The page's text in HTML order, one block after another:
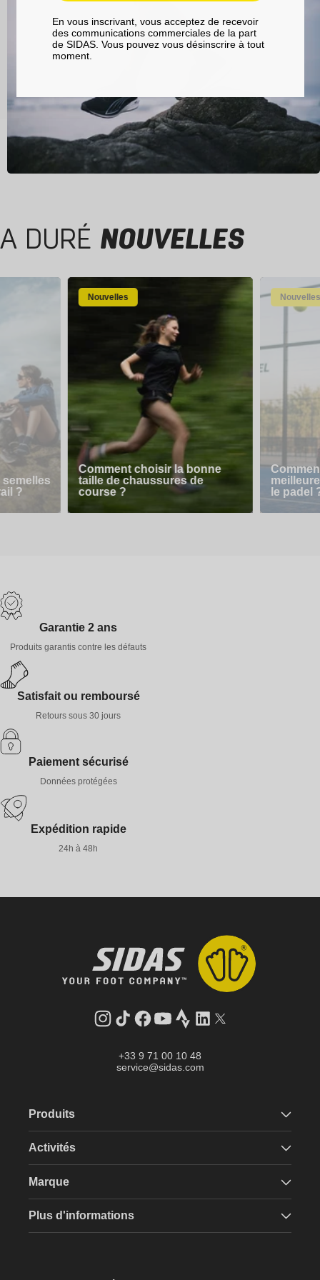
A DURÉ NOUVELLES
?
Nouvelles
Comment choisir la bonne
taille de chaussures de
course ?
Nouvelles
le padel
Garantie 2 ans
Produits garantis contre les défauts
Satisfait ou remboursé
Retours sous 30 jours
Paiement sécurisé
Données protégées
Expédition rapide
24h à 48h
Instagram
Tik
Facebook
YouTube
StravaLinkedInTwitter
+33 9 71 00 10 48
service@sidas.com
Produits
Activités
Marque
Plus d'informations
En vous inscrivant, vous acceptez de recevoir
des communications commerciales de la part
de SIDAS. Vous pouvez vous désinscrire à tout
moment.